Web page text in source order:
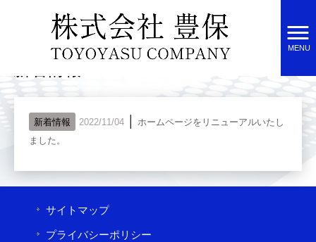
MENU
株式会社豊保 HOME > 新着情報
新着情報 2022/11/04
ホームページをリニューアルいたし
ました。
サイトマップ
プライバシーポリシー